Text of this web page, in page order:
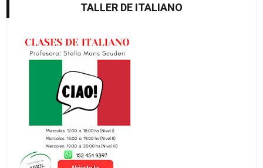
TALLER DE ITALIANO